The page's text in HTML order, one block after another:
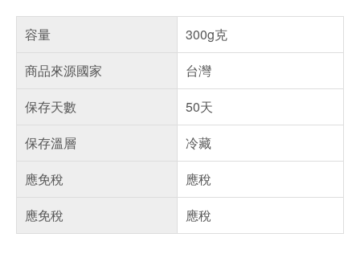
容量
300g克
商品來源國家
台灣
保存天數
50天
保存溫層
冷藏
應免稅
應稅
應免稅
應稅